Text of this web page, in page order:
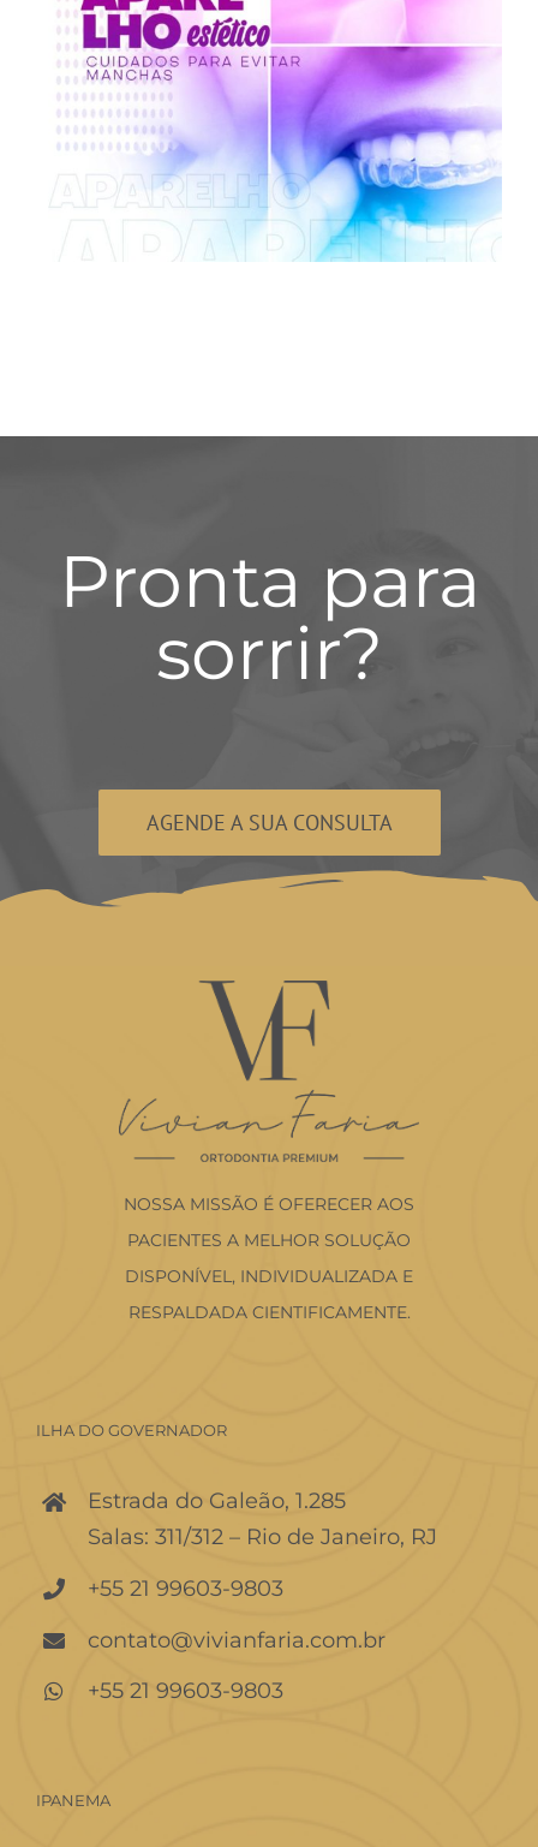
Pronta para
sorrir?
AGENDE A SUA CONSULTA
NOSSA MISSÃO É OFERECER AOS
PACIENTES A MELHOR SOLUÇÃO
DISPONÍVEL, INDIVIDUALIZADA E
RESPALDADA CIENTIFICAMENTE.
ILHA DO GOVERNADOR
Estrada do Galeão, 1.285
Salas: 311/312 – Rio de Janeiro, RJ
+55 21 99603-9803
contato@vivianfaria.com.br
+55 21 99603-9803
IPANEMA